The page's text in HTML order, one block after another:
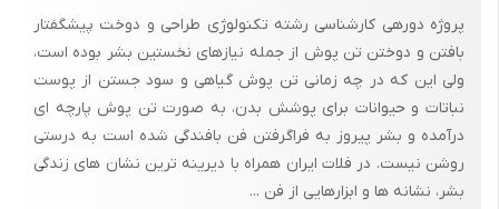
نیستند که معنایی روشن داشته باشند، بلکه رمزگان فرهنگی‌اند و در
تداعی‌های فرهنگی معنا و مفهوم پیدا می‌کنند. با این وجود می‌توان گفت در
یک بنا نظیر تخت جمشید نگاره‌ها و تندیس‌ها با آدمی با زبانی خاموش و در
سکوت سخن می‌گویند و جنبه‌ی نمادین آنها برحالت تزیینی‌شان برتری دارد. در
نقوش نمادین ایده‌ها و انگاره‌ها و پندارشت‌ها پنهانند. پیدایش نمادها در
هنر و معماری هخامنشی در چارچوب اندیشه فرمانروایی مینوی و پیوند آن با
پروژه دوره­ی کارشناسی رشته تکنولوژی طراحی و دوخت پیشگفتار
بافتن و دوختن تن پوش از جمله نیازهای نخستین بشر بوده است،
ولی این که در چه زمانی تن پوش گیاهی و سود جستن از پوست
نباتات و حیوانات برای پوشش بدن، به صورت تن پوش پارچه ای
درآمده و بشر پیروز به فراگرفتن فن بافندگی شده است به درستی
روشن نیست. در فلات ایران همراه با دیرینه ترین نشان های زندگی
بشر، نشانه ها و ابزارهایی از فن ...